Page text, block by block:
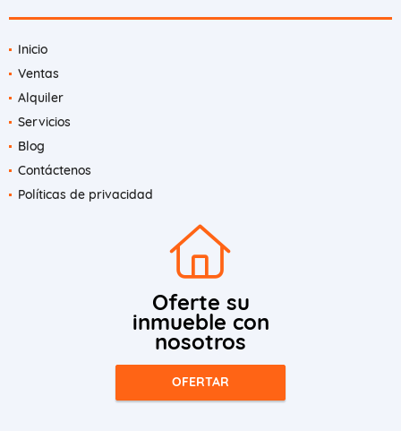
Inicio
Ventas
Alquiler
Servicios
Blog
Contáctenos
Políticas de privacidad
Oferte su
inmueble con
nosotros
OFERTAR